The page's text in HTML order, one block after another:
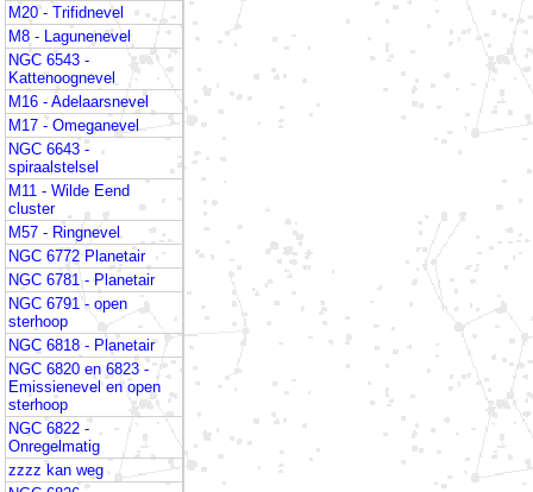
M20 - Trifidnevel
M8 - Lagunenevel
NGC 6543 -
Kattenoognevel
M16 - Adelaarsnevel
M17 - Omeganevel
NGC 6643 -
spiraalstelsel
M11 - Wilde Eend
cluster
M57 - Ringnevel
NGC 6772 Planetair
NGC 6781 - Planetair
NGC 6791 - open
sterhoop
NGC 6818 - Planetair
NGC 6820 en 6823 -
Emissienevel en open
sterhoop
NGC 6822 -
Onregelmatig
zzzz kan weg